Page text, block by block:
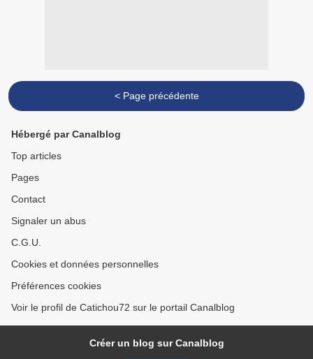
< Page précédente
Hébergé par Canalblog
Top articles
Pages
Contact
Signaler un abus
C.G.U.
Cookies et données personnelles
Préférences cookies
Voir le profil de Catichou72 sur le portail Canalblog
Créer un blog sur Canalblog